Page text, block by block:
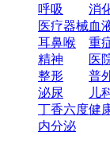
呼吸
消
医疗器械血
耳鼻喉
重
精神
医
整形
普
泌尿
儿
丁香六度健
内分泌